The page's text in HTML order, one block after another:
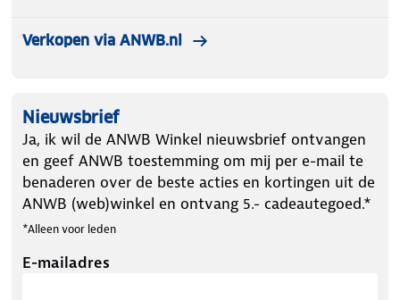
natuurlijk ook. De melder voldoet aan de Europese
Pluspunten in het kort:
10 jaar batterij
Verkopen via ANWB.nl
Nieuwsbrief
Ja, ik wil de ANWB Winkel nieuwsbrief ontvangen
en geef ANWB toestemming om mij per e-mail te
benaderen over de beste acties en kortingen uit de
ANWB (web)winkel en ontvang 5.- cadeautegoed.*
*Alleen voor leden
E-mailadres